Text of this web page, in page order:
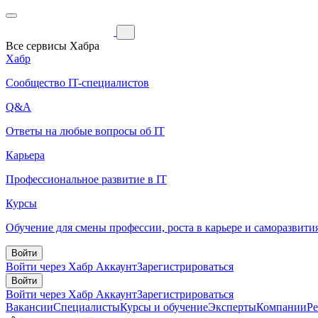
Все сервисы Хабра
Хабр
Сообщество IT-специалистов
Q&A
Ответы на любые вопросы об IT
Карьера
Профессиональное развитие в IT
Курсы
Обучение для смены профессии, роста в карьере и
Войти
Войти через Хабр АккаунтЗарегистрироваться
Войти
Войти через Хабр АккаунтЗарегистрироваться
ВакансииСпециалистыКурсы и обучениеЭкспертыКомпании